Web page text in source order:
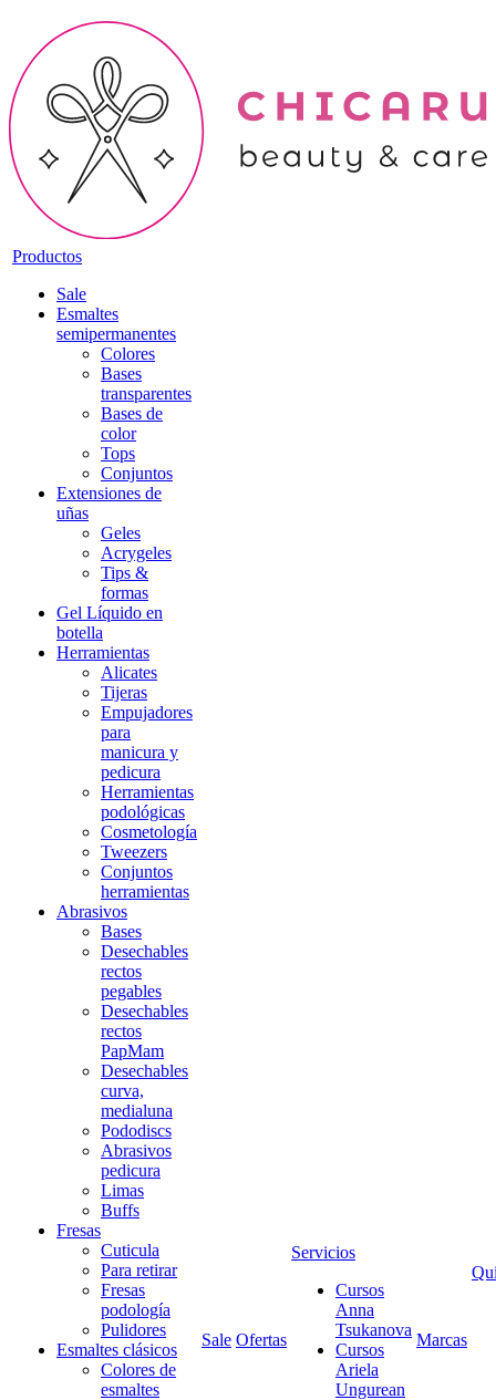
Productos
Sale
Esmaltes
semipermanentes
Colores
Bases
transparentes
Bases de
color
Tops
Conjuntos
Extensiones de
uñas
Geles
Acrygeles
Tips &
formas
Gel Líquido en
botella
Herramientas
Alicates
Tijeras
Empujadores
para
manicura y
pedicura
Herramientas
podológicas
Cosmetología
Tweezers
Conjuntos
herramientas
Abrasivos
Bases
Desechables
rectos
pegables
Desechables
rectos
PapMam
Desechables
curva,
medialuna
Pododiscs
Abrasivos
pedicura
Limas
Buffs
Fresas
Cuticula
Para retirar
Fresas
podología
Pulidores
Esmaltes clásicos
Colores de
esmaltes
Sale Ofertas
Servicios
Cursos
Anna
Tsukanova
Cursos
Ariela
Ungurean
Marcas